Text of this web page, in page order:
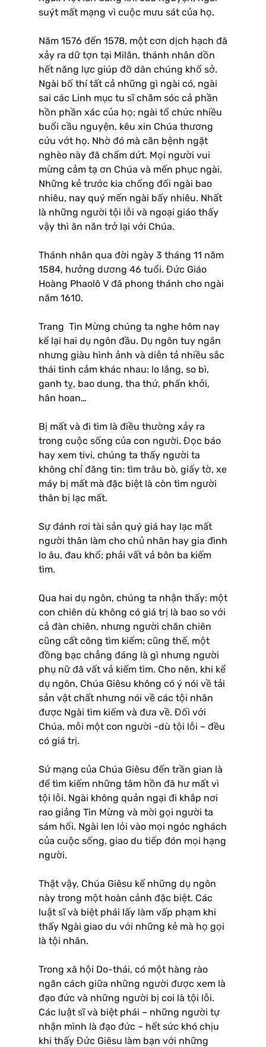
suýt mất mạng vì cuộc mưu sát của họ.
Năm 1576 đến 1578, một cơn dịch hạch đã
xảy ra dữ tợn tại Milăn, thánh nhân dồn
hết năng lực giúp đỡ dân chúng khổ sở.
Ngài bố thí tất cả những gì ngài có, ngài
sai các Linh mục tu sĩ chăm sóc cả phần
hồn phần xác của họ; ngài tổ chức nhiều
buổi cầu nguyện, kêu xin Chúa thương
cứu vớt họ. Nhờ đó mà căn bệnh ngặt
nghèo này đã chấm dứt. Mọi người vui
mừng cảm tạ ơn Chúa và mến phục ngài.
Những kẻ trước kia chống đối ngài bao
nhiêu, nay quý mến ngài bấy nhiêu. Nhất
là những người tội lỗi và ngoại giáo thấy
vậy thì ăn năn trở lại với Chúa.
Thánh nhân qua đời ngày 3 tháng 11 năm
1584, hưởng dương 46 tuổi. Đức Giáo
Hoàng Phaolô V đã phong thánh cho ngài
năm 1610.
Trang Tin Mừng chúng ta nghe hôm nay
kể lại hai dụ ngôn đầu. Dụ ngôn tuy ngắn
nhưng giàu hình ảnh và diễn tả nhiều sắc
thái tình cảm khác nhau: lo lắng, so bì,
ganh tỵ, bao dung, tha thứ, phấn khởi,
hân hoan…
Bị mất và đi tìm là điều thường xảy ra
trong cuộc sống của con người. Đọc báo
hay xem tivi, chúng ta thấy người ta
không chỉ đăng tin: tìm trâu bò, giấy tờ, xe
máy bị mất mà đặc biệt là còn tìm người
thân bị lạc mất.
Sự đánh rơi tài sản quý giá hay lạc mất
người thân làm cho chủ nhân hay gia đình
lo âu, đau khổ; phải vất vả bôn ba kiếm
tìm.
Qua hai dụ ngôn, chúng ta nhận thấy: một
con chiên dù không có giá trị là bao so với
cả đàn chiên, nhưng người chăn chiên
cũng cất công tìm kiếm; cũng thế, một
đồng bạc chẳng đáng là gì nhưng người
phụ nữ đã vất vả kiếm tìm. Cho nên, khi kể
dụ ngôn, Chúa Giêsu không có ý nói về tải
sản vật chất nhưng nói về các tội nhân
được Ngài tìm kiếm và đưa về. Đối với
Chúa, mỗi một con người -dù tội lỗi – đều
có giá trị.
Sứ mạng của Chúa Giêsu đến trần gian là
để tìm kiếm những tâm hồn đã hư mất vì
tội lỗi. Ngài không quản ngại đi khắp nơi
rao giảng Tin Mừng và mời gọi người ta
sám hối. Ngài len lỏi vào mọi ngóc nghách
của cuộc sống, giao du tiếp đón mọi hạng
người.
Thật vậy, Chúa Giêsu kể những dụ ngôn
này trong một hoàn cảnh đặc biệt. Các
luật sĩ và biệt phái lấy làm vấp phạm khi
thấy Ngài giao du với những kẻ mà họ gọi
là tội nhân.
Trong xã hội Do-thái, có một hàng rào
ngăn cách giữa những người được xem là
đạo đức và những người bị coi là tội lỗi.
Các luật sĩ và biệt phái – những người tự
nhận mình là đạo đức – hết sức khó chịu
khi thấy Đức Giêsu làm bạn với những